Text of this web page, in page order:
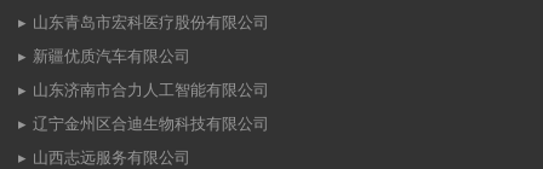
山东青岛市宏科医疗股份有限公司
新疆优质汽车有限公司
山东济南市合力人工智能有限公司
辽宁金州区合迪生物科技有限公司
山西志远服务有限公司